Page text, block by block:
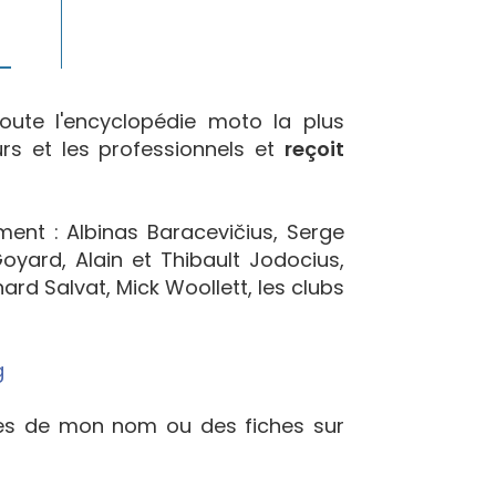
l'encyclopédie moto la plus
et les professionnels et reçoit
: Albinas Baracevičius, Serge
Alain et Thibault Jodocius,
Salvat, Mick Woollett, les clubs
de mon nom ou des fiches sur